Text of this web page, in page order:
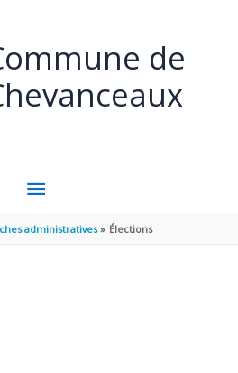
de
MENU
PRINCIPAL
administratives Élections